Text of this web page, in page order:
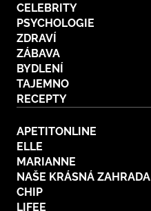
CELEBRITY
PSYCHOLOGIE
ZDRAVÍ
ZÁBAVA
BYDLENÍ
TAJEMNO
RECEPTY
APETITONLINE
ELLE
MARIANNE
NAŠE KRÁSNÁ ZAHRADA
CHIP
LIFEE